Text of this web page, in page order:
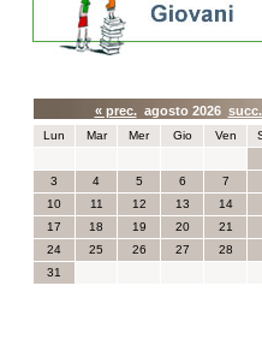
« prec.agosto 2026
Lun Mar Mer Gio Ven
3
4 5 6 7
10
11 12 13 14
17
18 19 20 21
24
25 26 27 28
31